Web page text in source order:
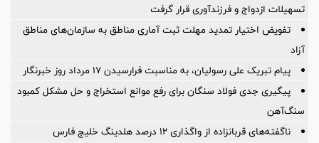
تسهیلات ازدواج و فرزندآوری قرار گرفت
تفویض اختیار تمدید مهلت ثبت آماری مناطق به سازمان‌های مناطق
آزاد
پیام تبریک علی رسولیان، به مناسبت فرارسیدن ۱۷ مرداد روز خبرنگار
پیگیری جدی فولاد سنگان برای رفع موانع استخراج و حل مشکل کمبود
سنگ‌آهن
ناگفته‌های قربانزاده از واگذاری ۱۲ درصد هلدینگ خلیج فارس